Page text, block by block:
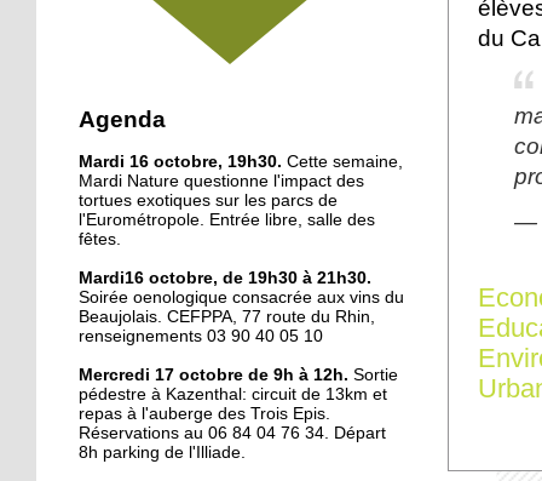
Le bujutsu s'invite aux
Oscars du sport
18 octobre 2018
rêves
17 octobre 2018
4 artistes, 4 univers
17 octobre 2018
Maxime Luck, nouveau
chef d'orchestre de la
Vulcania
Agenda
Mardi 16 octobre, 19h30. Cette semaine,
Mardi Nature questionne l'impact des
tortues exotiques sur les parcs de
l'Eurométropole. Entrée libre, salle des
fêtes.
Mardi16 octobre, de 19h30 à 21h30.
Soirée oenologique consacrée aux vins du
Beaujolais. CEFPPA, 77 route du Rhin,
renseignements 03 90 40 05 10
Mercredi 17 octobre de 9h à 12h. Sortie
pédestre à Kazenthal: circuit de 13km et
repas à l'auberge des Trois Epis.
Réservations au 06 84 04 76 34. Départ
8h parking de l'Illiade.
du
—